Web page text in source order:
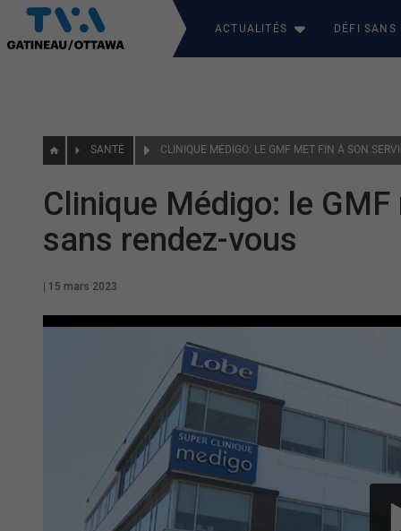
ACTUALITÉS DÉFI SANS
SANTÉ
Clinique Médigo: le
sans rendez-vous
15 mars 2023